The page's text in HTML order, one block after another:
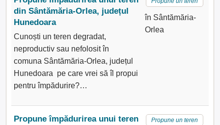
din Sântămăria-Orlea, județul
Hunedoara
Cunoști un teren degradat,
neproductiv sau nefolosit în
comuna Sântămăria-Orlea, județul
Hunedoara pe care vrei să îl propui
pentru împădurire?…
în Sântămăria-
Orlea
Propune împădurirea unui teren
Propune un teren